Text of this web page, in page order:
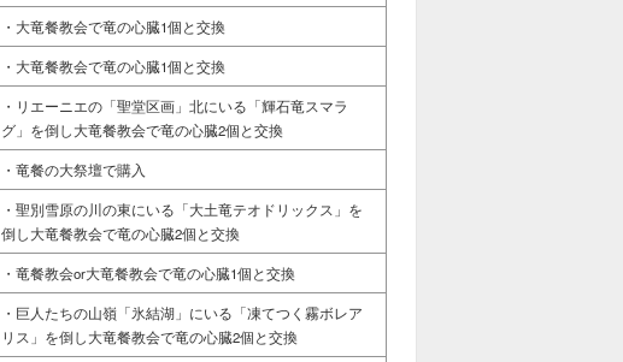
・大竜餐教会で竜の心臓1個と交換
・大竜餐教会で竜の心臓1個と交換
・リエーニエの「聖堂区画」北にいる「輝石竜スマラ
グ」を倒し大竜餐教会で竜の心臓2個と交換
・竜餐の大祭壇で購入
・聖別雪原の川の東にいる「大土竜テオドリックス」を
倒し大竜餐教会で竜の心臓2個と交換
・竜餐教会or大竜餐教会で竜の心臓1個と交換
・巨人たちの山嶺「氷結湖」にいる「凍てつく霧ボレア
リス」を倒し大竜餐教会で竜の心臓2個と交換